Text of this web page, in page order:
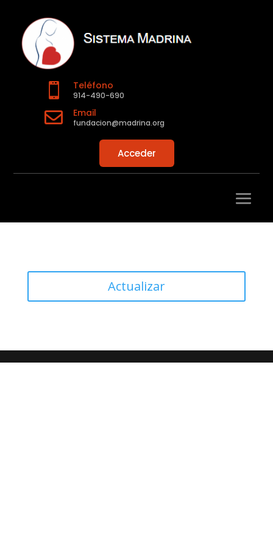
 Teléfono
914-490-690
 Email
fundacion@madrina.org
Acceder
Actualizar